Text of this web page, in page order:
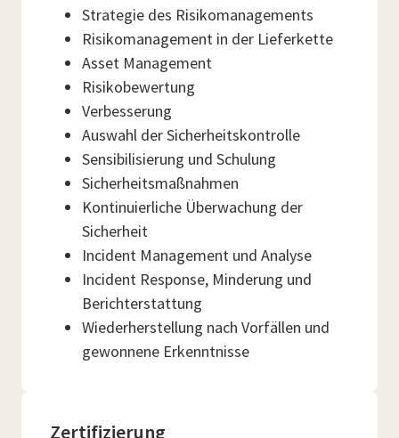
Strategie des Risikomanagements
Risikomanagement in der Lieferkette
Asset Management
Risikobewertung
Verbesserung
Auswahl der Sicherheitskontrolle
Sensibilisierung und Schulung
Sicherheitsmaßnahmen
Kontinuierliche Überwachung der
Sicherheit
Incident Management und Analyse
Incident Response, Minderung und
Berichterstattung
Wiederherstellung nach Vorfällen und
gewonnene Erkenntnisse
Zertifizierung